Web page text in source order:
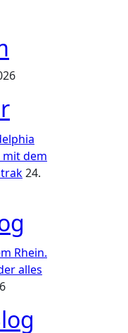
dem
24.
Rhein.
alles